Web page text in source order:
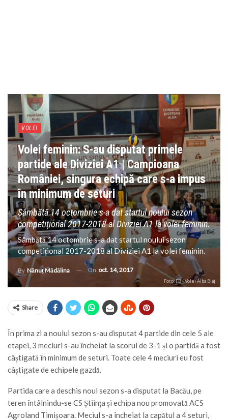
VOLEI
Volei feminin: S-au disputat primele
partide ale Diviziei A1 | Campioana
României, singura echipă care s-a impus
în minimum de seturi
Sâmbătă 14 octombrie s-a dat startul noului sezon
competițional 2017-2018 al Diviziei A1 la volei feminin.
Sâmbătă 14 octombrie s-a dat startul noului sezon
competițional 2017-2018 al Diviziei A1 la volei feminin.
By Nănuț Mădălina On oct. 14, 2017
Foto: FB - Volei Alba Blaj
Share
În prima zi a noului sezon s-au disputat 4 partide din cele 5 ale
etapei, 3 meciuri s-au încheiat la scorul de 3-1 și o partidă a fost
câștigată în minimum de seturi. Toate cele 4 meciuri eu fost
câștigate de echipele gazdă.
Partida care a deschis noul sezon s-a disputat la Bacău, pe
teren întâlnindu-se CS Știința și echipa nou promovată ACS
Agroland Timișoara. Meciul s-a încheiat la capătul a 4 seturi,